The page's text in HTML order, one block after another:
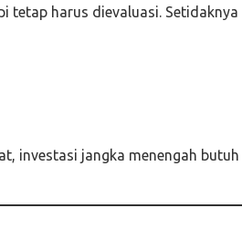
tetap harus dievaluasi. Setidaknya
investasi jangka menengah butuh